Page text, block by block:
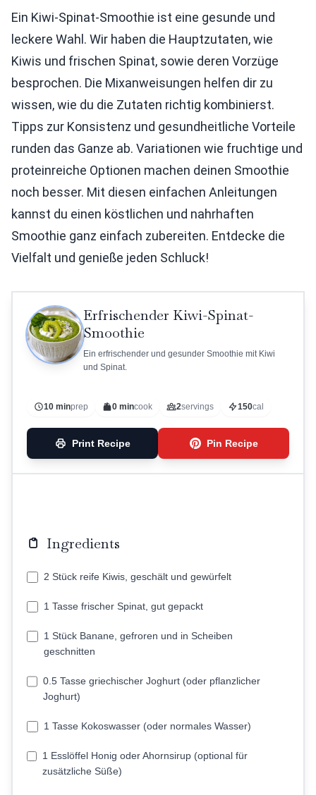
Ein Kiwi-Spinat-Smoothie ist eine gesunde und
leckere Wahl. Wir haben die Hauptzutaten, wie
Kiwis und frischen Spinat, sowie deren Vorzüge
besprochen. Die Mixanweisungen helfen dir zu
wissen, wie du die Zutaten richtig kombinierst.
Tipps zur Konsistenz und gesundheitliche Vorteile
runden das Ganze ab. Variationen wie fruchtige und
proteinreiche Optionen machen deinen Smoothie
noch besser. Mit diesen einfachen Anleitungen
kannst du einen köstlichen und nahrhaften
Smoothie ganz einfach zubereiten. Entdecke die
Vielfalt und genieße jeden Schluck!
Erfrischender Kiwi-Spinat-
Smoothie
Ein erfrischender und gesunder Smoothie mit Kiwi
und Spinat.
10 minprep 0 mincook 2servings 150cal
Print Recipe Pin Recipe
Ingredients
2 Stück reife Kiwis, geschält und gewürfelt
1 Tasse frischer Spinat, gut gepackt
1 Stück Banane, gefroren und in Scheiben
geschnitten
0.5 Tasse griechischer Joghurt (oder pflanzlicher
Joghurt)
1 Tasse Kokoswasser (oder normales Wasser)
1 Esslöffel Honig oder Ahornsirup (optional für
zusätzliche Süße)